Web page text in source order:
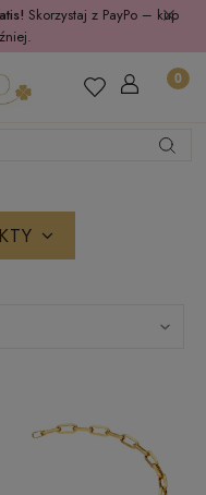
Skorzystaj z PayPo – kup